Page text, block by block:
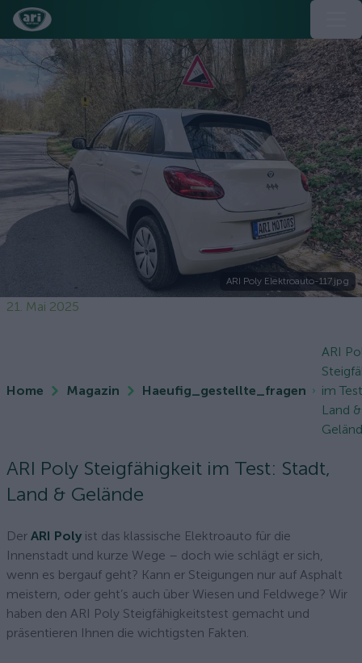
ARI Poly Elektroauto-117.jpg
21. Mai 2025
Home Magazin Haeufig_gestellte_fragen
ARI
im
Land &
ARI Poly Steigfähigkeit im Test: Stadt,
Land & Gelände
Der ARI Poly ist das klassische Elektroauto für die
Innenstadt und kurze Wege – doch wie schlägt er sich,
wenn es bergauf geht? Kann er Steigungen nur auf Asphalt
meistern, oder geht’s auch über Wiesen und Feldwege? Wir
haben den ARI Poly Steigfähigkeitstest gemacht und
präsentieren Ihnen die wichtigsten Fakten.